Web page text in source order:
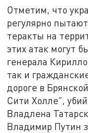
Отметим, что
регулярно
теракты на
этих атак могут
генерала
так и
дороге в
Сити Холле",
Владлена
Владимир Путин